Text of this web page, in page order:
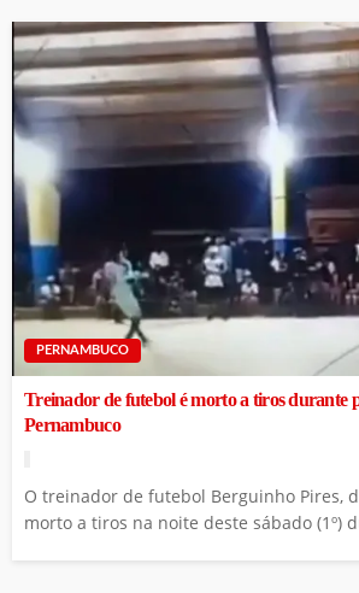
PERNAMBUCO
Treinador de futebol é morto a tiros durante
Pernambuco
O treinador de futebol Berguinho Pires,
morto a tiros na noite deste sábado (1º)